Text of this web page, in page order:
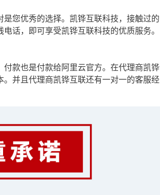
您优秀的选择。凯铧互联科技，接触过的
话，即可享受凯铧互联科技的优质服务。
款也是付款给阿里云官方。在代理商凯铧
并且代理商凯铧互联还有一对一的客服经